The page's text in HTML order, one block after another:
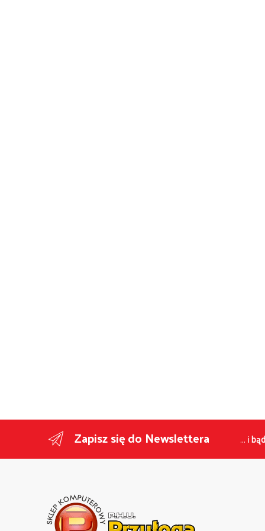
Zapisz się do Newslettera ... i